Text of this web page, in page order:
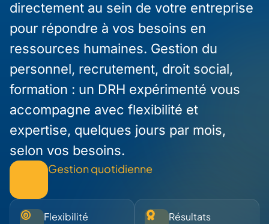
directement au sein de votre entreprise
pour répondre à vos besoins en
ressources humaines. Gestion du
personnel, recrutement, droit social,
formation : un DRH expérimenté vous
accompagne avec flexibilité et
expertise, quelques jours par mois,
selon vos besoins.
Gestion quotidienne
Flexibilité Résultats